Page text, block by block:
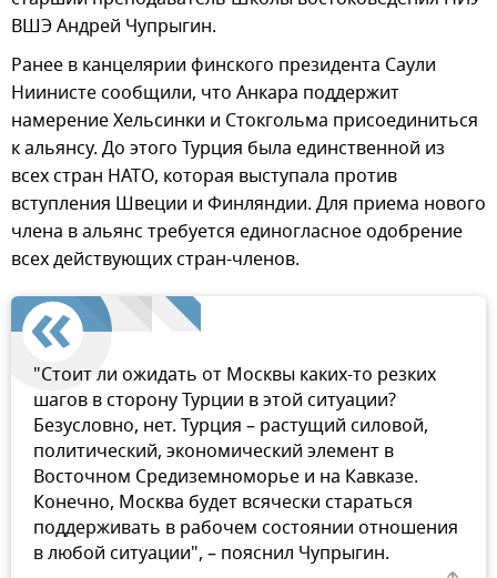
ВШЭ Андрей Чупрыгин.
Ранее в канцелярии финского президента Саули
Ниинисте сообщили, что Анкара поддержит
намерение Хельсинки и Стокгольма присоединиться
к альянсу. До этого Турция была единственной из
всех стран НАТО, которая выступала против
вступления Швеции и Финляндии. Для приема нового
члена в альянс требуется единогласное одобрение
всех действующих стран-членов.
"Стоит ли ожидать от Москвы каких-то резких
шагов в сторону Турции в этой ситуации?
Безусловно, нет. Турция – растущий силовой,
политический, экономический элемент в
Восточном Средиземноморье и на Кавказе.
Конечно, Москва будет всячески стараться
поддерживать в рабочем состоянии отношения
в любой ситуации", – пояснил Чупрыгин.